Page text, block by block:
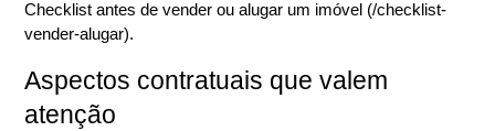
Checklist antes de vender ou alugar um imóvel (/checklist-
vender-alugar).
Aspectos contratuais que valem
atenção